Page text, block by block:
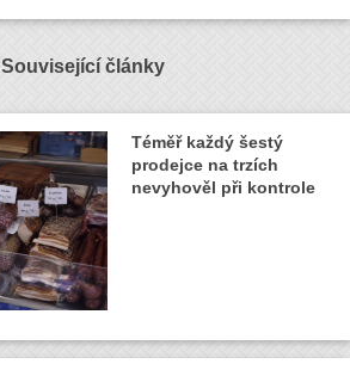
Související články
Téměř každý šestý
prodejce na trzích
nevyhověl při kontrole